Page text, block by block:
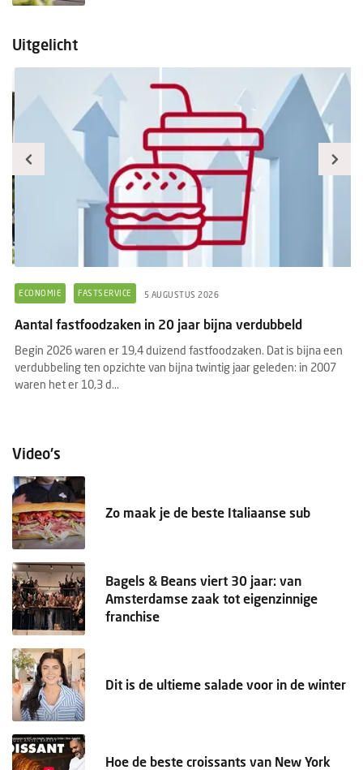
Uitgelicht
ECONOMIE FASTSERVICE 5 AUGUSTUS 2026
Aantal fastfoodzaken in 20 jaar bijna verdubbeld
Begin 2026 waren er 19,4 duizend fastfoodzaken. Dat is bijna een
verdubbeling ten opzichte van bijna twintig jaar geleden: in 2007
waren het er 10,3 d...
Video's
Zo maak je de beste Italiaanse sub
Bagels & Beans viert 30 jaar: van
Amsterdamse zaak tot eigenzinnige
franchise
Dit is de ultieme salade voor in de winter
Hoe de beste croissants van New York